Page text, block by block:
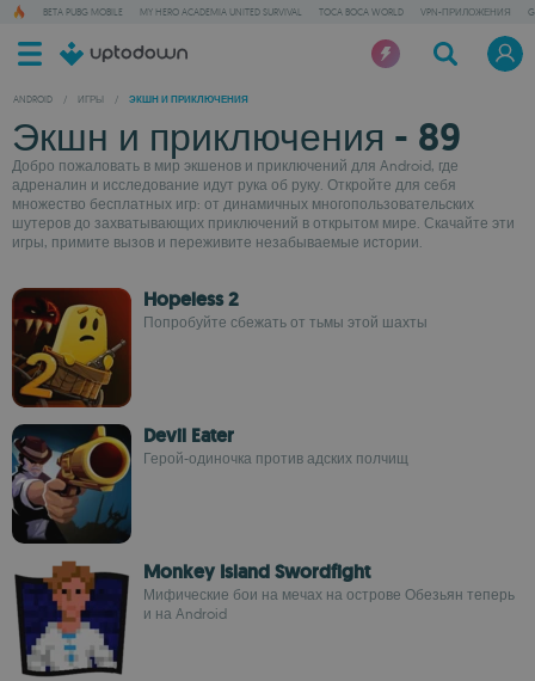
BETA PUBG MOBILE MY HERO ACADEMIA UNITED SURVIVAL TOCA BOCA WORLD VPN-ПРИЛОЖЕНИЯ
ANDROID / ИГРЫ / ЭКШН И ПРИКЛЮЧЕНИЯ
Экшн и приключения - 89
Добро пожаловать в мир экшенов и приключений для Android, где
адреналин и исследование идут рука об руку. Откройте для себя
множество бесплатных игр: от динамичных многопользовательских
шутеров до захватывающих приключений в открытом мире. Скачайте эти
игры, примите вызов и переживите незабываемые истории.
Hopeless 2
Попробуйте сбежать от тьмы этой шахты
Devil Eater
Герой-одиночка против адских полчищ
Monkey Island Swordfight
Мифические бои на мечах на острове Обезьян теперь
и на Android